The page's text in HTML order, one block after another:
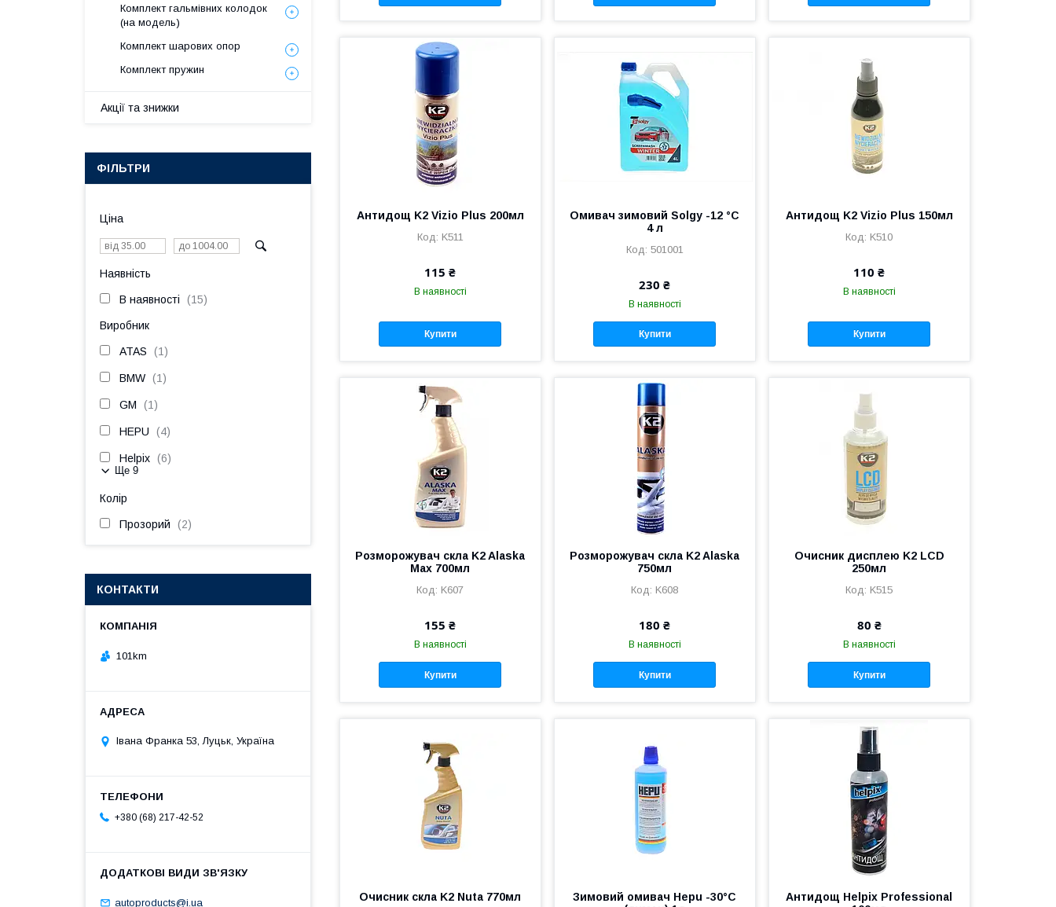
Антидощ K2 Vizio Plus 200мл
K511
115 ₴
В наявності
Купити
Омивач зимовий Solgy -12 °C
4 л
501001
230 ₴
В наявності
Купити
Антидощ K2 Vizio Plus 150мл
K510
110 ₴
В наявності
Купити
Розморожувач скла K2 Alaska
Max 700мл
K607
155 ₴
В наявності
Купити
Розморожувач скла K2 Alaska
750мл
K608
180 ₴
В наявності
Купити
Очисник дисплею K2 LCD
250мл
K515
80 ₴
В наявності
Купити
Очисник cкла K2 Nuta 770мл
Зимовий омивач Hepu -30°C
Антидощ Helpix Professional
Комплект гальмівних колодок
(на модель)
Комплект шарових опор
Комплект пружин
Акції та знижки
ФІЛЬТРИ
Ціна
Наявність
В наявності 15
Виробник
ATAS 1
BMW 1
GM 1
HEPU 4
Helpix 6
Ще 9
Колір
Прозорий 2
КОНТАКТИ
101km
Івана Франка 53, Луцьк, Україна
+380 (68) 217-42-52
autoproducts@i.ua